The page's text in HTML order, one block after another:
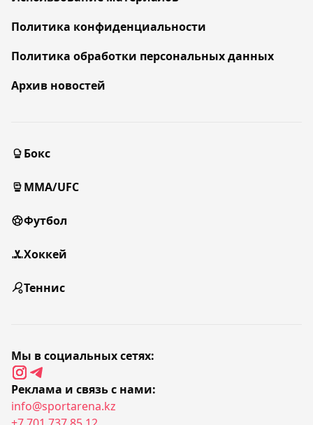
Политика конфиденциальности
Политика обработки персональных данных
Архив новостей
Бокс
MMA/UFC
Футбол
Хоккей
Теннис
Мы в социальных сетях:
Реклама и связь с нами:
info@sportarena.kz